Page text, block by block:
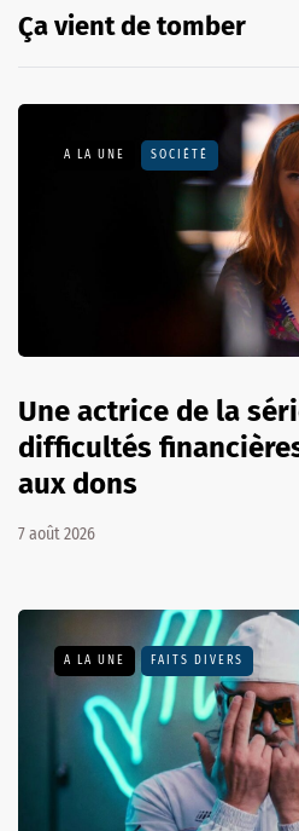
Ça vient de tomber
A LA UNE SOCIÉTÉ
Une actrice de la
difficultés
aux dons
7 août 2026
A LA UNE FAITS DIVERS